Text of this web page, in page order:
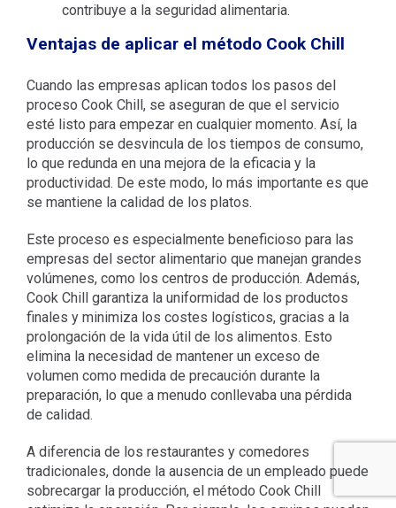
contribuye a la seguridad alimentaria.
Ventajas de aplicar el método Cook Chill
Cuando las empresas aplican todos los pasos del
proceso Cook Chill, se aseguran de que el servicio
esté listo para empezar en cualquier momento. Así, la
producción se desvincula de los tiempos de consumo,
lo que redunda en una mejora de la eficacia y la
productividad. De este modo, lo más importante es que
se mantiene la calidad de los platos.
Este proceso es especialmente beneficioso para las
empresas del sector alimentario que manejan grandes
volúmenes, como los centros de producción. Además,
Cook Chill garantiza la uniformidad de los productos
finales y minimiza los costes logísticos, gracias a la
prolongación de la vida útil de los alimentos. Esto
elimina la necesidad de mantener un exceso de
volumen como medida de precaución durante la
preparación, lo que a menudo conllevaba una pérdida
de calidad.
A diferencia de los restaurantes y comedores
tradicionales, donde la ausencia de un empleado puede
sobrecargar la producción, el método Cook Chill